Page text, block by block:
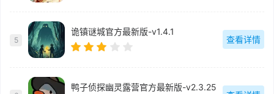
5
诡镇谜城官方最新版-v1.4.1
查看详情
鸭子侦探幽灵露营官方最新版-v2.3.25